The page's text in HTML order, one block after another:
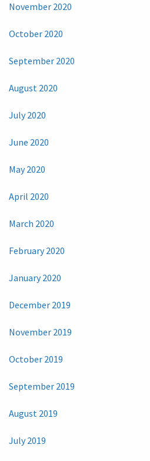
November 2020
October 2020
September 2020
August 2020
July 2020
June 2020
May 2020
April 2020
March 2020
February 2020
January 2020
December 2019
November 2019
October 2019
September 2019
August 2019
July 2019